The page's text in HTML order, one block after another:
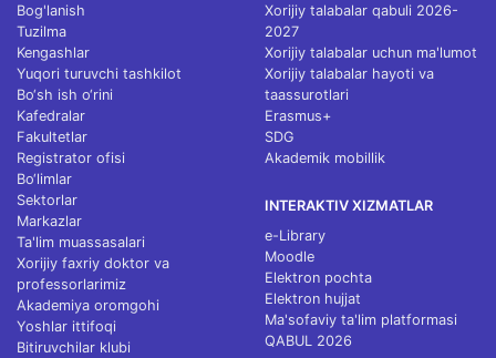
Bog'lanish
Tuzilma
Kengashlar
Yuqori turuvchi tashkilot
Bo‘sh ish o‘rini
Kafedralar
Fakultetlar
Registrator ofisi
Bo‘limlar
Sektorlar
Markazlar
Ta'lim muassasalari
Xorijiy faxriy doktor va
professorlarimiz
Akademiya oromgohi
Yoshlar ittifoqi
Bitiruvchilar klubi
Xorijiy talabalar qabuli 2026-
2027
Xorijiy talabalar uchun ma'lumot
Xorijiy talabalar hayoti va
taassurotlari
Erasmus+
SDG
Akademik mobillik
INTERAKTIV XIZMATLAR
e-Library
Moodle
Elektron pochta
Elektron hujjat
Ma'sofaviy ta'lim platformasi
QABUL 2026